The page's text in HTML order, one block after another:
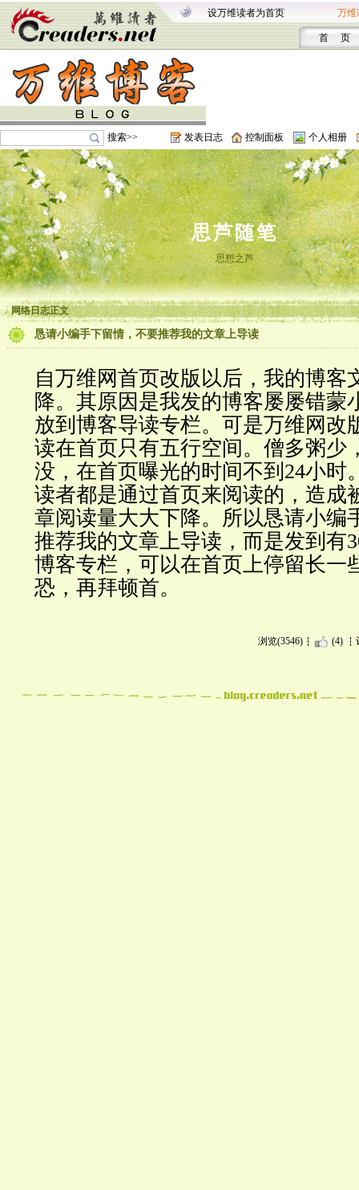
设万维读者为首页 万维
首 页
搜索>> 发表日志 控制面板 个人相册
思芦随笔
思想之芦
网络日志正文
恳请小编手下留情，不要推荐我的文章上导读
自万维网首页改版以后，我的博客
降。其原因是我发的博客屡屡错蒙
放到博客导读专栏。可是万维网改
读在首页只有五行空间 。僧多粥少
没，在首页曝光的时间不到 24小时
读者都是通过首页来阅读的，造成
章阅读量大大下降。所以恳请小编
推荐我的文章上导读，而是发到有
博客专栏，可以在首页上停留长一
恐，再拜顿首。
浏览(3546) (4)